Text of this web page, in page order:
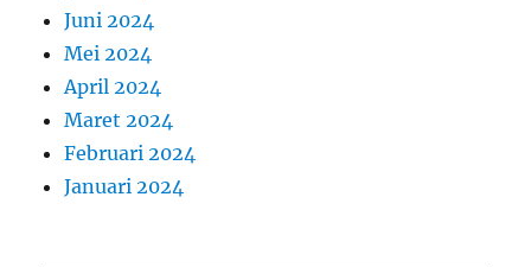
Juni 2024
Mei 2024
April 2024
Maret 2024
Februari 2024
Januari 2024